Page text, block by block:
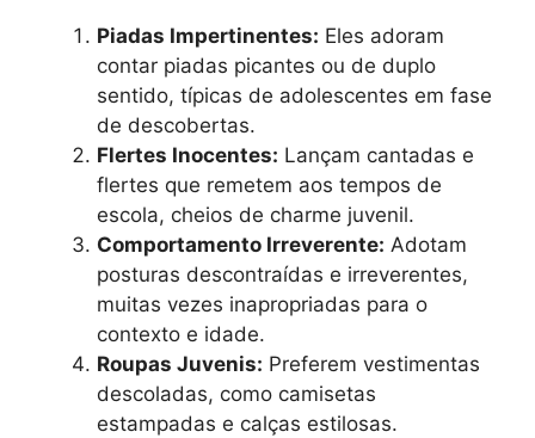
Piadas Impertinentes: Eles adoram
contar piadas picantes ou de duplo
sentido, típicas de adolescentes em fase
de descobertas.
Flertes Inocentes: Lançam cantadas e
flertes que remetem aos tempos de
escola, cheios de charme juvenil.
Comportamento Irreverente: Adotam
posturas descontraídas e irreverentes,
muitas vezes inapropriadas para o
contexto e idade.
Roupas Juvenis: Preferem vestimentas
descoladas, como camisetas
estampadas e calças estilosas.